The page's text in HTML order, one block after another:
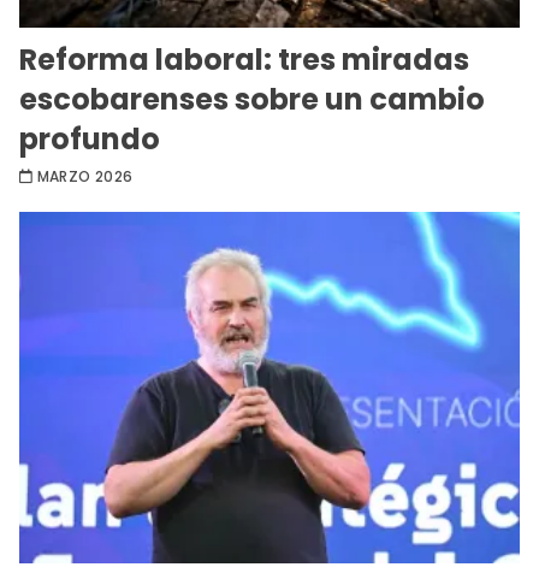
Reforma laboral: tres miradas
escobarenses sobre un cambio
profundo
MARZO 2026